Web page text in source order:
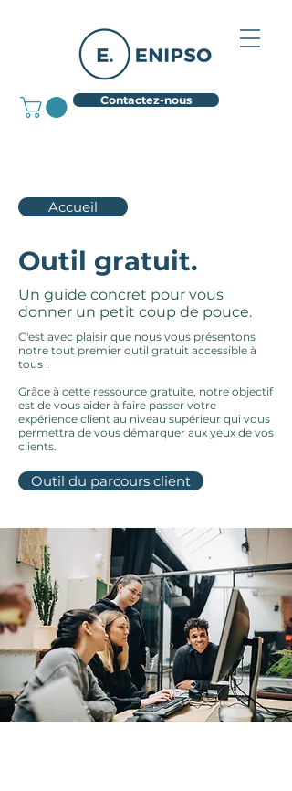
Contactez-nous
Accueil
Outil gratuit.
Un guide concret pour vous
donner un petit coup de pouce.
C'est avec plaisir que nous vous présentons
notre tout premier outil gratuit accessible à
tous !
Grâce à cette ressource gratuite, notre objectif
est de vous aider à faire passer votre
expérience client au niveau supérieur qui vous
permettra de vous démarquer aux yeux de vos
clients.
Outil du parcours client